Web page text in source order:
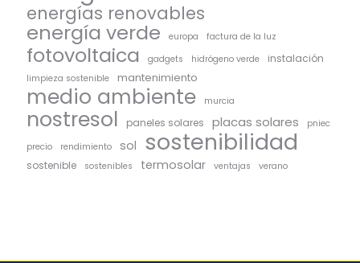
energías renovables
energía verde europa factura de la luz
fotovoltaica gadgets hidrógeno verde instalación
limpieza sostenible mantenimiento
medio ambiente murcia
nostresol paneles solares placas solares
pniec
precio
rendimiento sol sostenibilidad
sostenible sostenibles termosolar ventajas verano